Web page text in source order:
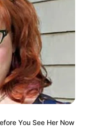
You See Her Now